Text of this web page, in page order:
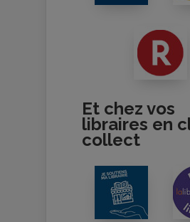
Et chez vos
libraires en
collect